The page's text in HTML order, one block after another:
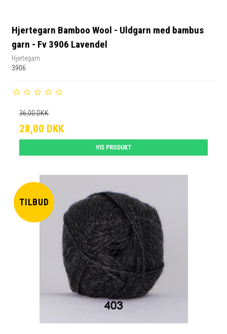
Hjertegarn Bamboo Wool - Uldgarn med bambus
garn - Fv 3906 Lavendel
Hjertegarn
3906
36,00 DKK
28,00 DKK
VIS PRODUKT
TILBUD